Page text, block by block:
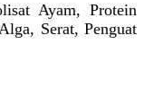
Ayam, Protein
Serat, Penguat